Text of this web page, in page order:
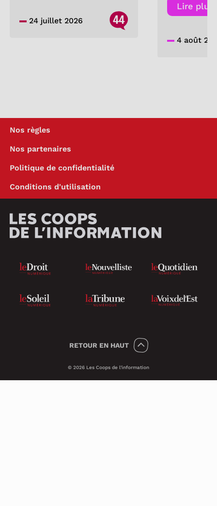
24 juillet 2026 44
Lire plus
4 août
Nos règles
Nos partenaires
Politique de confidentialité
Conditions d'utilisation
RETOUR EN HAUT
© 2026 Les Coops de l'information